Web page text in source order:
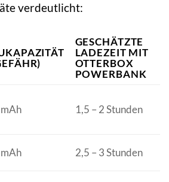
verdeutlicht:
GESCHÄTZTE
LADEZEIT MIT
OTTERBOX
POWERBANK
1,5 – 2 Stunden
2,5 – 3 Stunden